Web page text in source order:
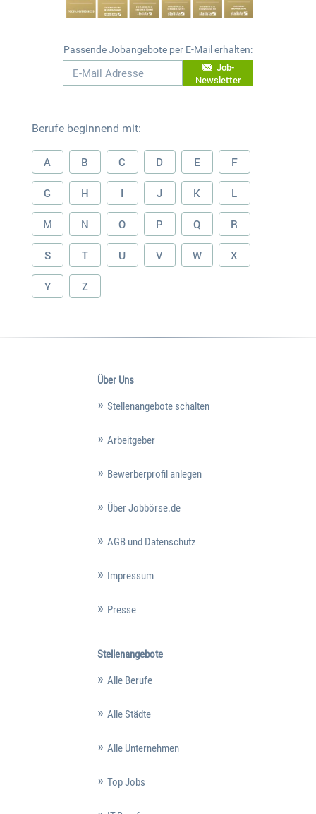
Passende Jobangebote per E-Mail erhalten:
Job-
Newsletter
Berufe beginnend mit:
A B C D E F
G H I J K L
M N O P Q R
S T U V W X
Y Z
Über Uns
Stellenangebote schalten
Arbeitgeber
Bewerberprofil anlegen
Über Jobbörse.de
AGB und Datenschutz
Impressum
Presse
Stellenangebote
Alle Berufe
Alle Städte
Alle Unternehmen
Top Jobs